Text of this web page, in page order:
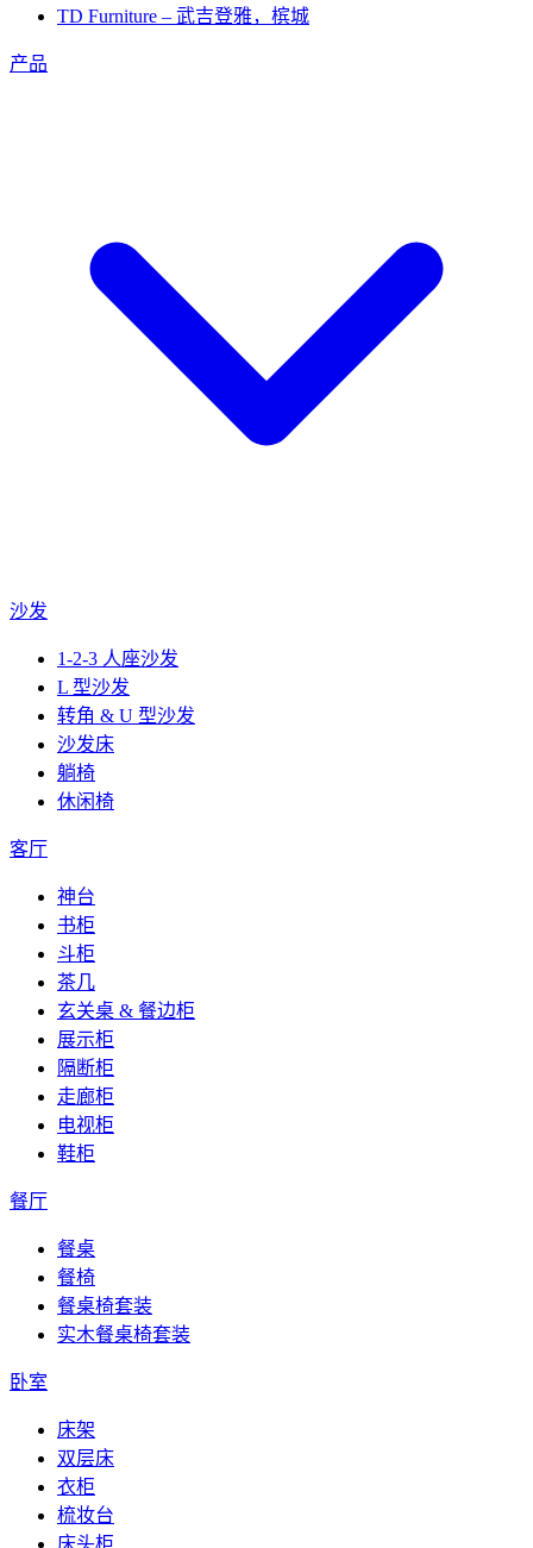
TD Furniture – 武吉登雅，槟城
产品
沙发
1-2-3 人座沙发
L 型沙发
转角 & U 型沙发
沙发床
躺椅
休闲椅
客厅
神台
书柜
斗柜
茶几
玄关桌 & 餐边柜
展示柜
隔断柜
走廊柜
电视柜
鞋柜
餐厅
餐桌
餐椅
餐桌椅套装
实木餐桌椅套装
卧室
床架
双层床
衣柜
梳妆台
床头柜